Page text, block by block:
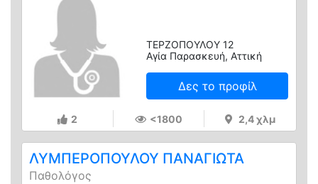
ΤΕΡΖΟΠΟΥΛΟΥ 12
Αγία Παρασκευή, Αττική
Δες το προφίλ
2 <1800 2,4 χλμ
ΛΥΜΠΕΡΟΠΟΥΛΟΥ ΠΑΝΑΓΙΩΤΑ
Παθολόγος